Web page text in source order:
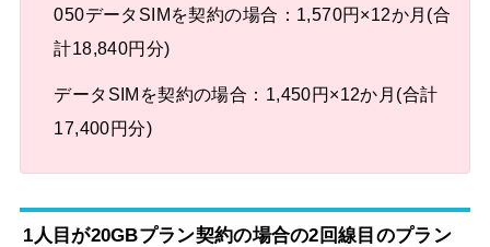
050データSIMを契約の場合：1,570円×12か月(合
計18,840円分)
データSIMを契約の場合：1,450円×12か月(合計
17,400円分)
1人目が20GBプラン契約の場合の2回線目のプラン